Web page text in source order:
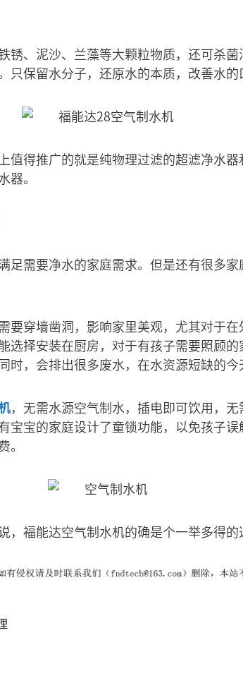
锈、泥沙、兰藻等大颗粒物质，还可杀
只保留水分子，还原水的本质，改善水的
值得推广的就是纯物理过滤的超滤净水
。
足需要净水的家庭需求。但是还有很多
要穿墙凿洞，影响家里美观，尤其对于
选择安装在厨房，对于有孩子需要照顾
时，会排出很多废水，在水资源短缺的
，无需水源空气制水，插电即可饮用，
宝宝的家庭设计了童锁功能，以免孩子
，福能达空气制水机的确是个一举多得的